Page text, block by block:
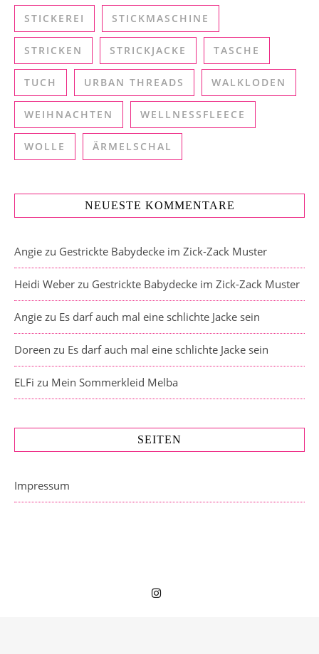
STICKEREI STICKMASCHINE
STRICKEN STRICKJACKE TASCHE
TUCH URBAN THREADS WALKLODEN
WEIHNACHTEN WELLNESSFLEECE
WOLLE ÄRMELSCHAL
NEUESTE KOMMENTARE
Angie zu Gestrickte Babydecke im Zick-Zack Muster
Heidi Weber zu Gestrickte Babydecke im Zick-Zack Muster
Angie zu Es darf auch mal eine schlichte Jacke sein
Doreen zu Es darf auch mal eine schlichte Jacke sein
ELFi zu Mein Sommerkleid Melba
SEITEN
Impressum